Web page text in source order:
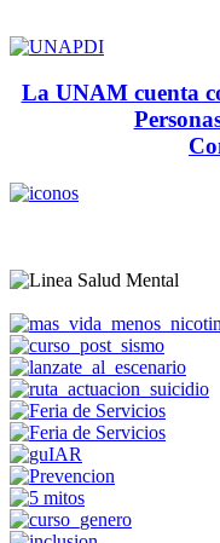
La UNAM cuenta